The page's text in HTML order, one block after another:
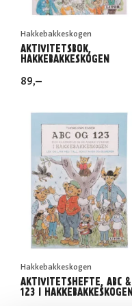
Hakkebakkeskogen
AKTIVITETSBOK,
HAKKEBAKKESKOGEN
89,–
Hakkebakkeskogen
AKTIVITETSHEFTE, ABC &
123 I HAKKEBAKKESKOGEN